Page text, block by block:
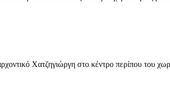
Χατζηγιώργη στο κέντρο περίπου του